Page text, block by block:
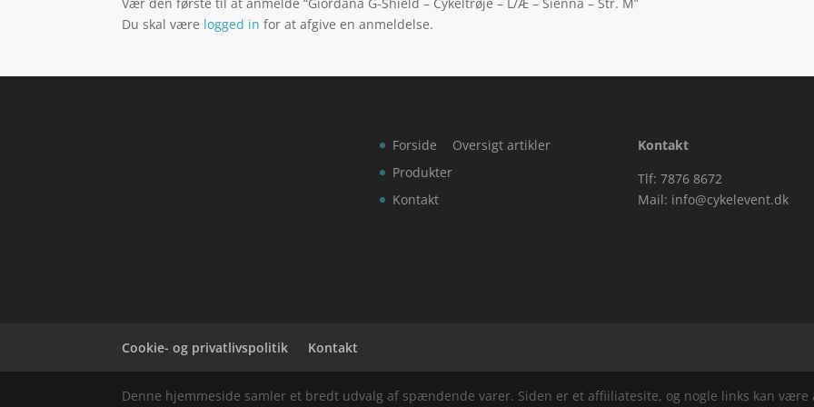
Du skal være logged in for at afgive en anmeldelse.
Forside
Produkter
Kontakt
Oversigt artikler
Kontakt
Tlf: 7876 8672
Mail: info@cykelevent.dk
Cookie- og privatlivspolitik Kontakt
Denne hjemmeside samler et bredt udvalg af spændende varer. Siden er et affiiliatesite, og nogle links kan være